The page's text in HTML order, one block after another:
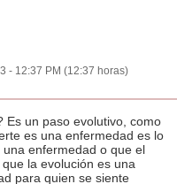
- 12:37 PM (12:37 horas)
Es un paso evolutivo, como
es una enfermedad es lo
enfermedad o que el
la evolución es una
para quien se siente